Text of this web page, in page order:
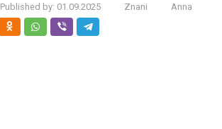
Published by: 01.09.2025 Znani Anna